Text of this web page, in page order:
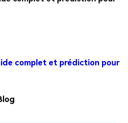
complet et prédiction pour